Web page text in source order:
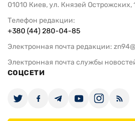
01010 Киев, ул. Князей Острожских,
Телефон редакции:
+380 (44) 280-04-85
Электронная почта редакции:
Электронная почта службы
СОЦСЕТИ